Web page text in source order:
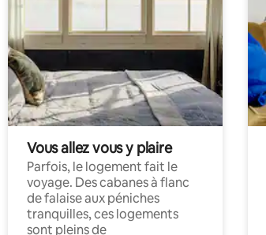
Vous allez vous y plaire
Parfois, le logement fait le
voyage. Des cabanes à flanc
de falaise aux péniches
tranquilles, ces logements
sont pleins de